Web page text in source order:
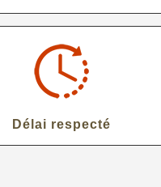
Délai respecté